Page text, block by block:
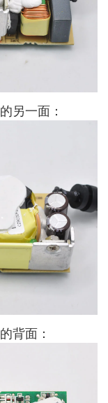
另一面：
背面：